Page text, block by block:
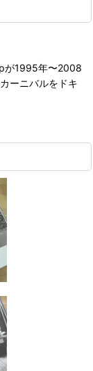
が1995年〜2008
ーニバルをドキ